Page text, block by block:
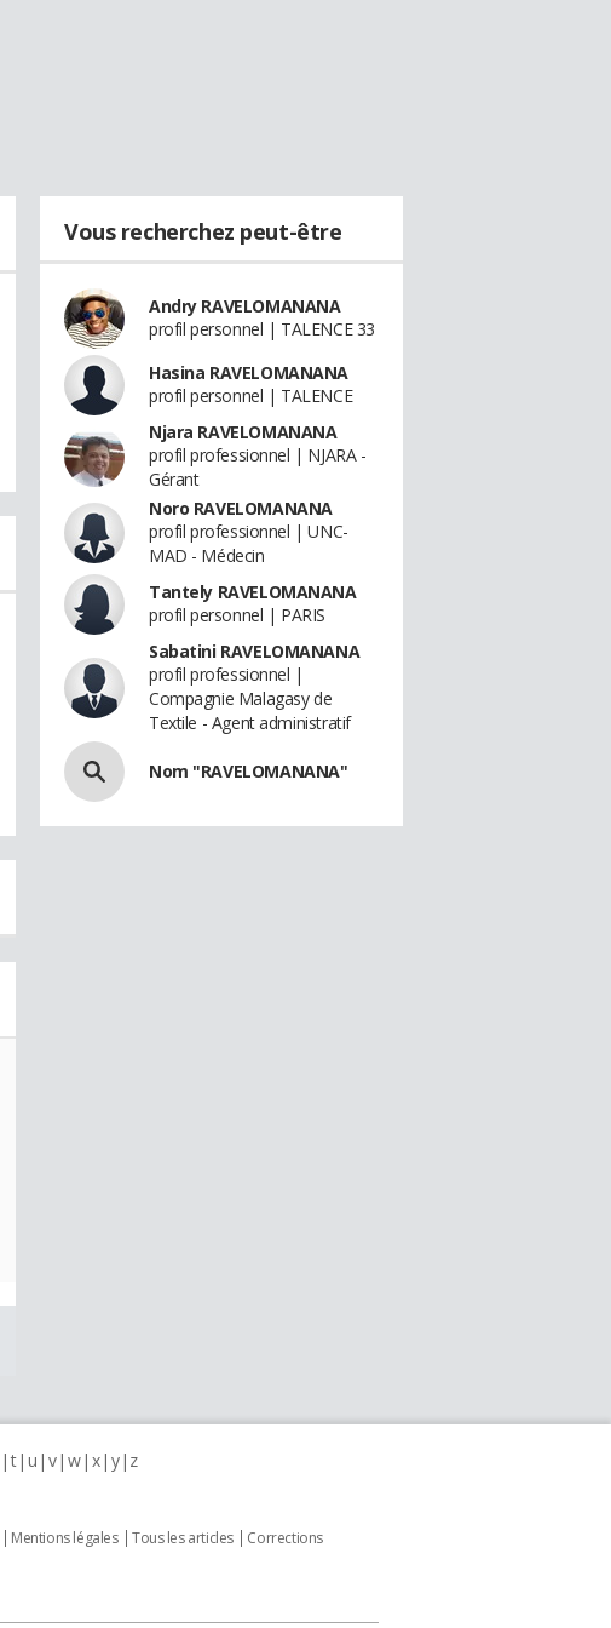
Vous recherchez peut-être
Andry RAVELOMANANA
profil personnel | TALENCE 33
Hasina RAVELOMANANA
profil personnel | TALENCE
Njara RAVELOMANANA
profil professionnel | NJARA -
Gérant
Noro RAVELOMANANA
profil professionnel | UNC-
MAD - Médecin
Tantely RAVELOMANANA
profil personnel | PARIS
Sabatini RAVELOMANANA
profil professionnel |
Compagnie Malagasy de
Textile - Agent administratif
Nom "RAVELOMANANA"
t u v w x y z
Mentions légales Tous les articles
Corrections